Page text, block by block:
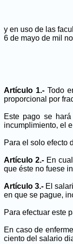
y en uso de las
6 de mayo de mil
Artículo 1.- Todo
proporcional por
Este pago se
incumplimiento, el
Para el solo efecto
Artículo 2.- En
que éste no fuese
Artículo 3.- El
en que se pague,
Para efectuar este
En caso de
ciento del salario